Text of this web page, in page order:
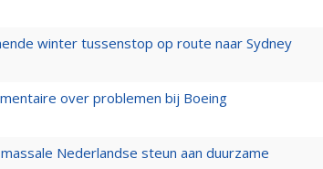
winter tussenstop op route naar Sydney
over problemen bij Boeing
Nederlandse steun aan duurzame